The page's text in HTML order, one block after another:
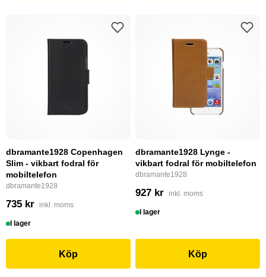
dbramante1928 Copenhagen
Slim - vikbart fodral för
mobiltelefon
dbramante1928
735 kr inkl. moms
I lager
Köp
dbramante1928 Lynge -
vikbart fodral för mobiltelefon
dbramante1928
927 kr inkl. moms
I lager
Köp